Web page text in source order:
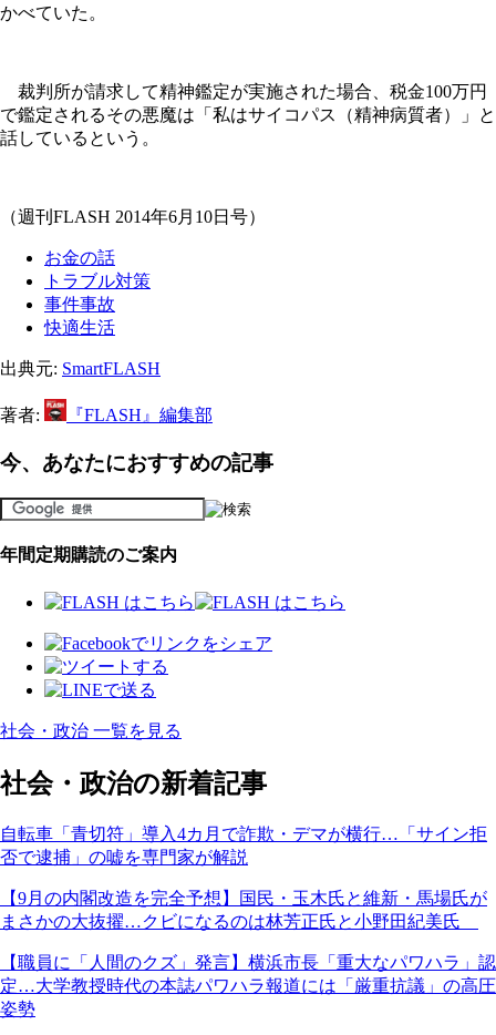
かべていた。
裁判所が請求して精神鑑定が実施された場合、税金100万円
で鑑定されるその悪魔は「私はサイコパス（精神病質者）」と
話しているという。
（週刊FLASH 2014年6月10日号）
お金の話
トラブル対策
事件事故
快適生活
出典元: SmartFLASH
著者: 『FLASH』編集部
今、あなたにおすすめの記事
年間定期購読のご案内
社会・政治 一覧を見る
社会・政治の新着記事
自転車「青切符」導入4カ月で詐欺・デマが横行…「サイン拒
否で逮捕」の嘘を専門家が解説
【9月の内閣改造を完全予想】国民・玉木氏と維新・馬場氏が
まさかの大抜擢…クビになるのは林芳正氏と小野田紀美氏
【職員に「人間のクズ」発言】横浜市長「重大なパワハラ」認
定…大学教授時代の本誌パワハラ報道には「厳重抗議」の高圧
姿勢